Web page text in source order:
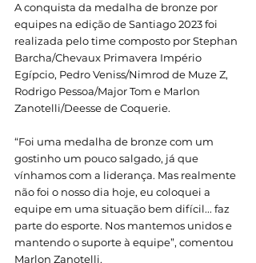
A conquista da medalha de bronze por
equipes na edição de Santiago 2023 foi
realizada pelo time composto por Stephan
Barcha/Chevaux Primavera Império
Egípcio, Pedro Veniss/Nimrod de Muze Z,
Rodrigo Pessoa/Major Tom e Marlon
Zanotelli/Deesse de Coquerie.
“Foi uma medalha de bronze com um
gostinho um pouco salgado, já que
vínhamos com a liderança. Mas realmente
não foi o nosso dia hoje, eu coloquei a
equipe em uma situação bem difícil... faz
parte do esporte. Nos mantemos unidos e
mantendo o suporte à equipe”, comentou
Marlon Zanotelli.